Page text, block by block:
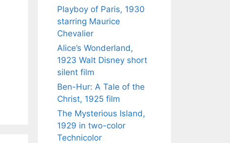
Playboy of Paris, 1930
starring Maurice
Chevalier
Alice’s Wonderland,
1923 Walt Disney short
silent film
Ben-Hur: A Tale of the
Christ, 1925 film
The Mysterious Island,
1929 in two-color
Technicolor